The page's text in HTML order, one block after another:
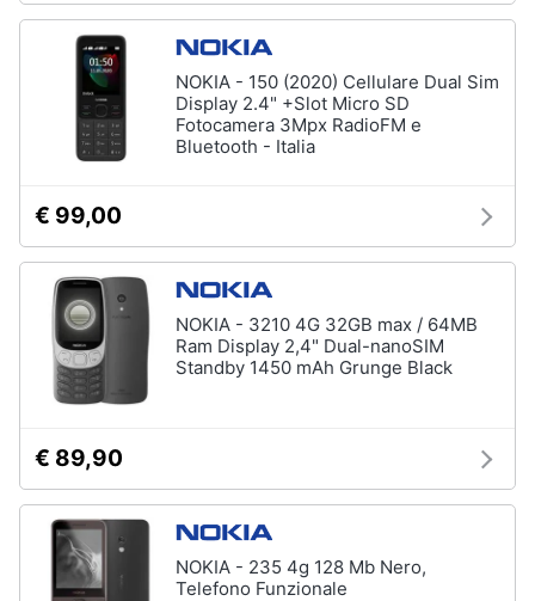
NOKIA - 150 (2020) Cellulare Dual Sim
Display 2.4" +Slot Micro SD
Fotocamera 3Mpx RadioFM e
Bluetooth - Italia
€ 99,00
NOKIA - 3210 4G 32GB max / 64MB
Ram Display 2,4" Dual-nanoSIM
Standby 1450 mAh Grunge Black
€ 89,90
NOKIA - 235 4g 128 Mb Nero,
Telefono Funzionale